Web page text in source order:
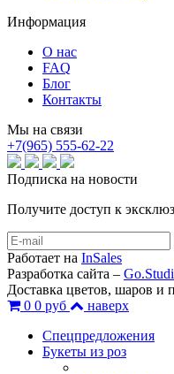
Информация
О нас
FAQ
Блог
Контакты
Мы на связи
+7(965) 555-62-22
Подписка на новости
Получите доступ к
Работает на InSales
Разработка сайта –
Доставка цветов, шаров и
0 0 руб
наверх
Спецпредложения
Букеты из роз